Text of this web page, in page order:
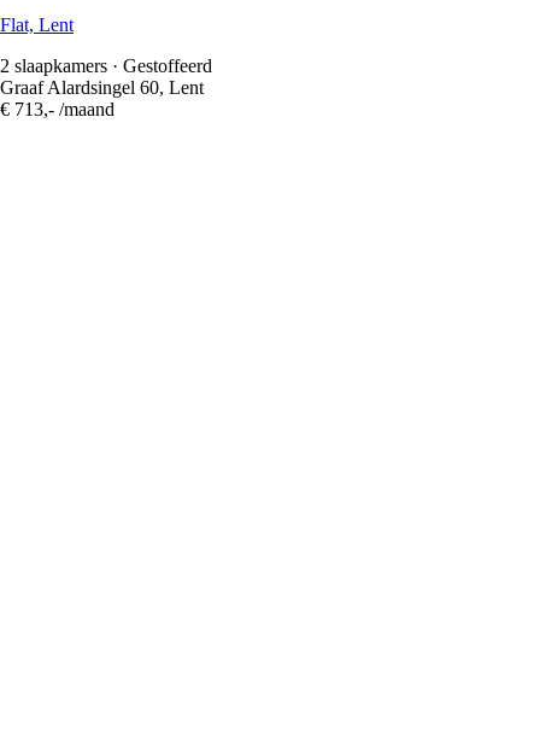
Flat, Lent
2 slaapkamers · Gestoffeerd
Graaf Alardsingel 60, Lent
€ 713,- /maand